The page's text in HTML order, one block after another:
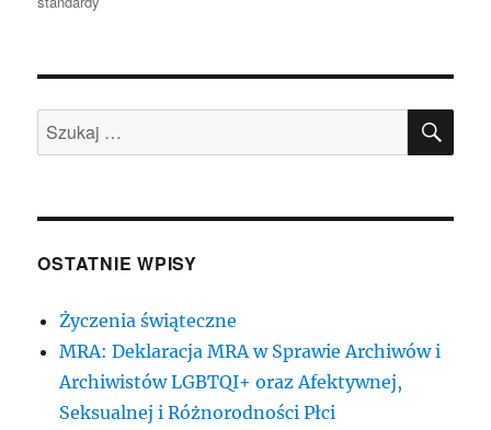
Szukaj:
OSTATNIE WPISY
Życzenia świąteczne
MRA: Deklaracja MRA w Sprawie Archiwów i
Archiwistów LGBTQI+ oraz Afektywnej,
Seksualnej i Różnorodności Płci